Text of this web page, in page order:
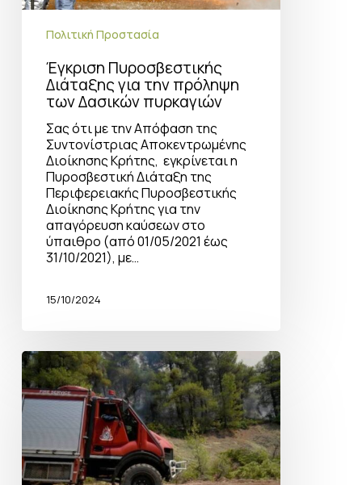
Πολιτική Προστασία
Έγκριση Πυροσβεστικής
Διάταξης για την πρόληψη
των Δασικών πυρκαγιών
Σας ότι με την Απόφαση της
Συντονίστριας Αποκεντρωμένης
Διοίκησης Κρήτης, εγκρίνεται η
Πυροσβεστική Διάταξη της
Περιφερειακής Πυροσβεστικής
Διοίκησης Κρήτης για την
απαγόρευση καύσεων στο
ύπαιθρο (από 01/05/2021 έως
31/10/2021), με…
15/10/2024
Αντιπυρρική
προστασία